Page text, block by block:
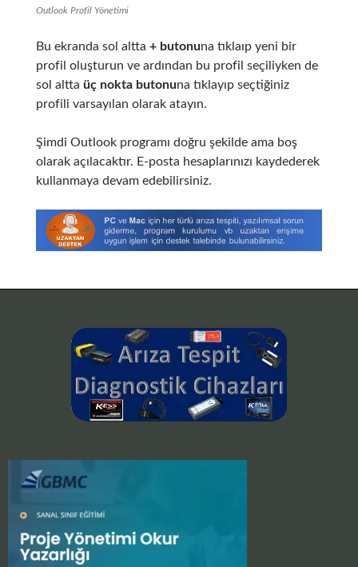
Outlook Profil Yönetimi
Bu ekranda sol altta + butonuna tıklaıp yeni bir
profil oluşturun ve ardından bu profil seçiliyken de
sol altta üç nokta butonuna tıklayıp seçtiğiniz
profili varsayılan olarak atayın.
Şimdi Outlook programı doğru şekilde ama boş
olarak açılacaktır. E-posta hesaplarınızı kaydederek
kullanmaya devam edebilirsiniz.